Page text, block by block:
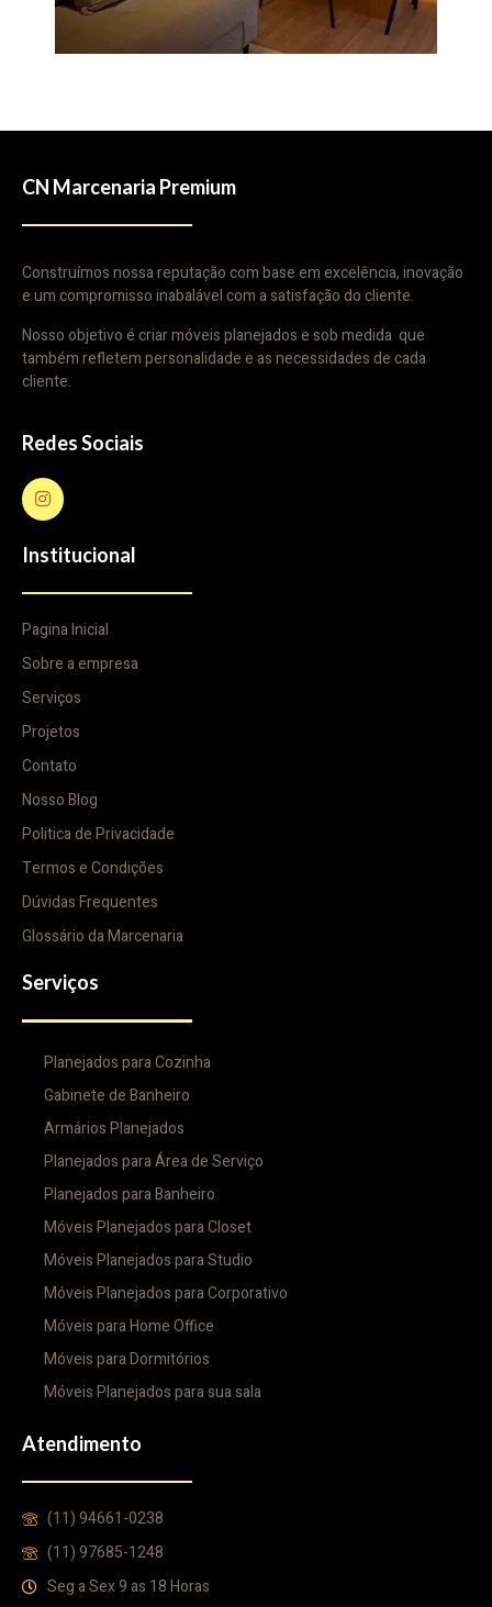
CN Marcenaria Premium
Construímos nossa reputação com base em excelência, inovação
e um compromisso inabalável com a satisfação do cliente.
Nosso objetivo é criar móveis planejados e sob medida que
também refletem personalidade e as necessidades de cada
cliente.
Redes Sociais
Institucional
Pagina Inicial
Sobre a empresa
Serviços
Projetos
Contato
Nosso Blog
Politica de Privacidade
Termos e Condições
Dúvidas Frequentes
Glossário da Marcenaria
Serviços
Planejados para Cozinha
Gabinete de Banheiro
Armários Planejados
Planejados para Área de Serviço
Planejados para Banheiro
Móveis Planejados para Closet
Móveis Planejados para Studio
Móveis Planejados para Corporativo
Móveis para Home Office
Móveis para Dormitórios
Móveis Planejados para sua sala
Atendimento
(11) 94661-0238
(11) 97685-1248
Seg a Sex 9 as 18 Horas